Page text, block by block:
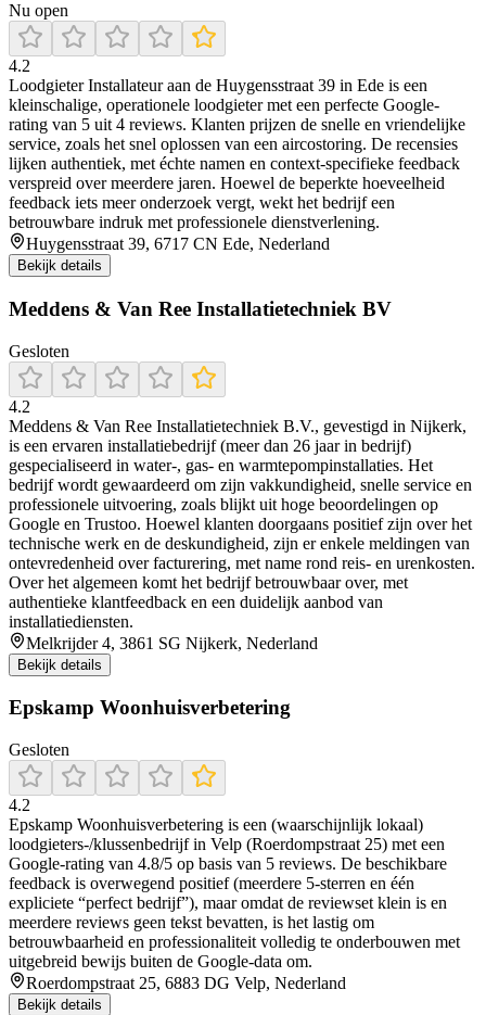
Nu open
4.2
Loodgieter Installateur aan de Huygensstraat 39 in Ede is een
kleinschalige, operationele loodgieter met een perfecte Google-
rating van 5 uit 4 reviews. Klanten prijzen de snelle en vriendelijke
service, zoals het snel oplossen van een aircostoring. De recensies
lijken authentiek, met échte namen en context-specifieke feedback
verspreid over meerdere jaren. Hoewel de beperkte hoeveelheid
feedback iets meer onderzoek vergt, wekt het bedrijf een
betrouwbare indruk met professionele dienstverlening.
Huygensstraat 39, 6717 CN Ede, Nederland
Bekijk details
Meddens & Van Ree Installatietechniek BV
Gesloten
4.2
Meddens & Van Ree Installatietechniek B.V., gevestigd in Nijkerk,
is een ervaren installatiebedrijf (meer dan 26 jaar in bedrijf)
gespecialiseerd in water-, gas- en warmtepompinstallaties. Het
bedrijf wordt gewaardeerd om zijn vakkundigheid, snelle service en
professionele uitvoering, zoals blijkt uit hoge beoordelingen op
Google en Trustoo. Hoewel klanten doorgaans positief zijn over het
technische werk en de deskundigheid, zijn er enkele meldingen van
ontevredenheid over facturering, met name rond reis- en urenkosten.
Over het algemeen komt het bedrijf betrouwbaar over, met
authentieke klantfeedback en een duidelijk aanbod van
installatiediensten.
Melkrijder 4, 3861 SG Nijkerk, Nederland
Bekijk details
Epskamp Woonhuisverbetering
Gesloten
4.2
Epskamp Woonhuisverbetering is een (waarschijnlijk lokaal)
loodgieters-/klussenbedrijf in Velp (Roerdompstraat 25) met een
Google-rating van 4.8/5 op basis van 5 reviews. De beschikbare
feedback is overwegend positief (meerdere 5-sterren en één
expliciete “perfect bedrijf”), maar omdat de reviewset klein is en
meerdere reviews geen tekst bevatten, is het lastig om
betrouwbaarheid en professionaliteit volledig te onderbouwen met
uitgebreid bewijs buiten de Google-data om.
Roerdompstraat 25, 6883 DG Velp, Nederland
Bekijk details